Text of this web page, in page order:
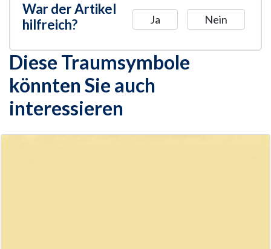
War der Artikel
hilfreich?
Ja Nein
Diese Traumsymbole
könnten Sie auch
interessieren